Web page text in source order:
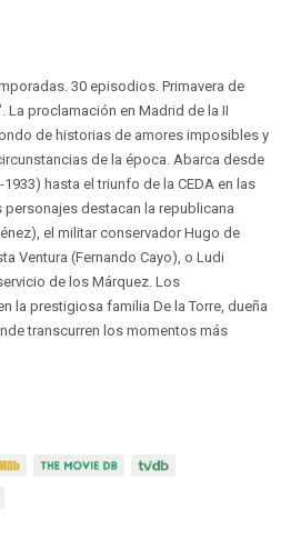
30 episodios. Primavera de
La proclamación en Madrid de la II
de historias de amores imposibles y
de la época. Abarca desde
hasta el triunfo de la CEDA en las
personajes destacan la republicana
el militar conservador Hugo de
Ventura (Fernando Cayo), o Ludi
de los Márquez. Los
la prestigiosa familia De la Torre, dueña
transcurren los momentos más